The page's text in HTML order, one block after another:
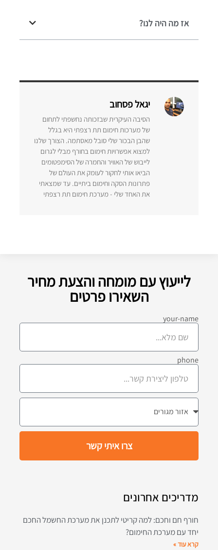
אז מה היה לנו?
יגאל פסחוב
הסיבה העיקרית שבזכותה נחשפתי לתחום
של מערכות חימום תת רצפתי היא בגלל
שהבן הבכור שלי סובל מאסתמה. הצורך שלנו
למצוא אפשרויות חימום בחורף מבלי לגרום
לייבוש של האוויר והחמרה של הסימפטומים
הביאו אותי לחקור לעומק את העולם של
פתרונות הסקה וחימום ביתיים. עד שמצאתי
את האחד שלי - מערכת חימום תת רצפתי
לייעוץ עם מומחה והצעת מחיר
השאירו פרטים
your-name
phone
צרו איתי קשר
מדריכים אחרונים
חורף חם וחכם: למה קריטי לתכנן את מערכת החשמל החכם
יחד עם מערכת החימום?
קרא עוד »